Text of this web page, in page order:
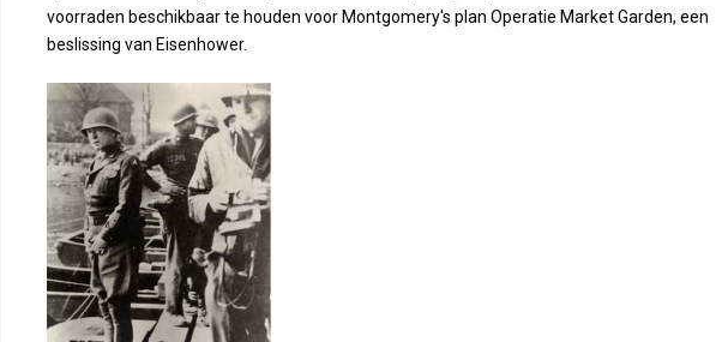
voorraden beschikbaar te houden voor Montgomery's plan Operatie Market Garden, een
beslissing van Eisenhower.